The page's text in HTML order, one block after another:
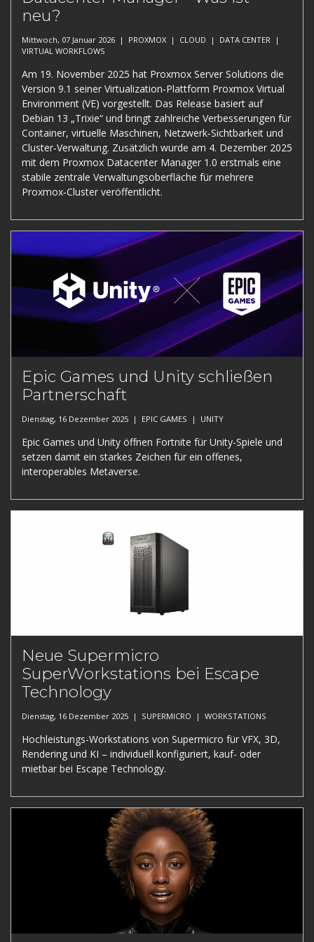
neu?
Mittwoch, 07 Januar 2026 | PROXMOX| CLOUD | DATA CENTER |
VIRTUAL WORKFLOWS
Am 19. November 2025 hat Proxmox Server Solutions die
Version 9.1 seiner Virtualization‑Plattform Proxmox Virtual
Environment (VE) vorgestellt. Das Release basiert auf
Debian 13 „Trixie“ und bringt zahlreiche Verbesserungen für
Container, virtuelle Maschinen, Netzwerk‑Sichtbarkeit und
Cluster‑Verwaltung. Zusätzlich wurde am 4. Dezember 2025
mit dem Proxmox Datacenter Manager 1.0 erstmals eine
stabile zentrale Verwaltungsoberfläche für mehrere
Proxmox‑Cluster veröffentlicht.
Epic Games und Unity schließen
Partnerschaft
Dienstag, 16 Dezember 2025 | EPIC GAMES | UNITY
Epic Games und Unity öffnen Fortnite für Unity-Spiele und
setzen damit ein starkes Zeichen für ein offenes,
interoperables Metaverse.
Neue Supermicro
SuperWorkstations bei Escape
Technology
Dienstag, 16 Dezember 2025 | SUPERMICRO | WORKSTATIONS
Hochleistungs-Workstations von Supermicro für VFX, 3D,
Rendering und KI – individuell konfiguriert, kauf- oder
mietbar bei Escape Technology.